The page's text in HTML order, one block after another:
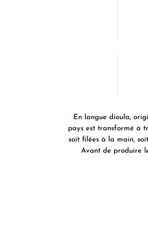
En langue dioula,
pays est transformé à
soit filées à la main,
Avant de produire